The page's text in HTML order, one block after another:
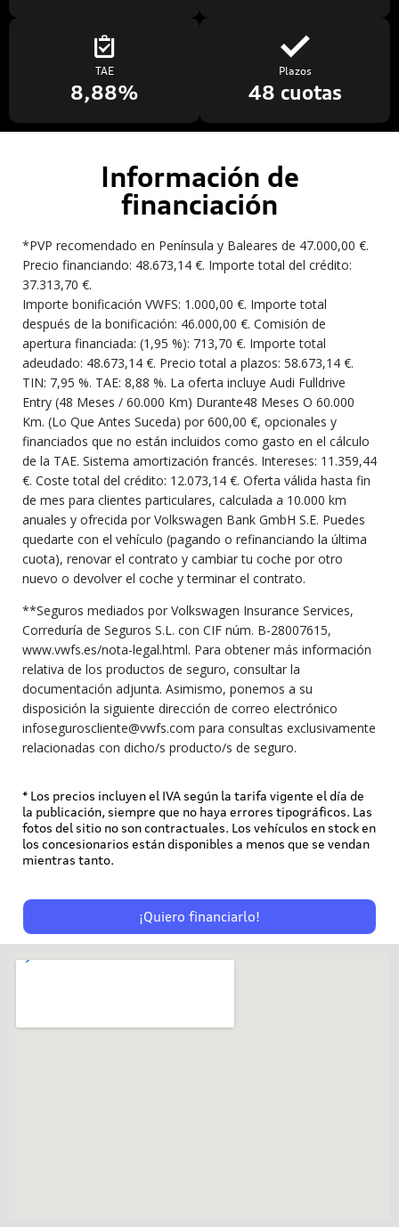
TAE
8,88%
Plazos
48 cuotas
Información de
financiación
*PVP recomendado en Península y Baleares de 47.000,00 €.
Precio financiando: 48.673,14 €. Importe total del crédito:
37.313,70 €.
Importe bonificación VWFS: 1.000,00 €. Importe total
después de la bonificación: 46.000,00 €. Comisión de
apertura financiada: (1,95 %): 713,70 €. Importe total
adeudado: 48.673,14 €. Precio total a plazos: 58.673,14 €.
TIN: 7,95 %. TAE: 8,88 %. La oferta incluye Audi Fulldrive
Entry (48 Meses / 60.000 Km) Durante48 Meses O 60.000
Km. (Lo Que Antes Suceda) por 600,00 €, opcionales y
financiados que no están incluidos como gasto en el cálculo
de la TAE. Sistema amortización francés. Intereses: 11.359,44
€. Coste total del crédito: 12.073,14 €. Oferta válida hasta fin
de mes para clientes particulares, calculada a 10.000 km
anuales y ofrecida por Volkswagen Bank GmbH S.E. Puedes
quedarte con el vehículo (pagando o refinanciando la última
cuota), renovar el contrato y cambiar tu coche por otro
nuevo o devolver el coche y terminar el contrato.
**Seguros mediados por Volkswagen Insurance Services,
Correduría de Seguros S.L. con CIF núm. B-28007615,
www.vwfs.es/nota-legal.html. Para obtener más información
relativa de los productos de seguro, consultar la
documentación adjunta. Asimismo, ponemos a su
disposición la siguiente dirección de correo electrónico
infoseguroscliente@vwfs.com para consultas exclusivamente
relacionadas con dicho/s producto/s de seguro.
* Los precios incluyen el IVA según la tarifa vigente el día de
la publicación, siempre que no haya errores tipográficos. Las
fotos del sitio no son contractuales. Los vehículos en stock en
los concesionarios están disponibles a menos que se vendan
mientras tanto.
¡Quiero financiarlo!